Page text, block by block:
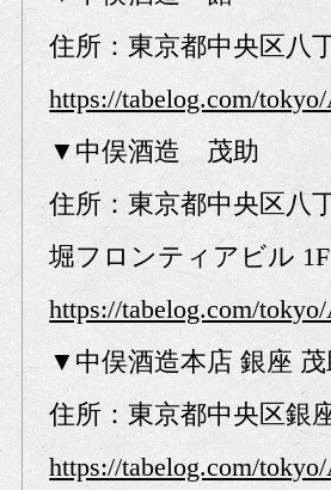
住所：東京都中央区八
https://tabelog.com/
▼中俣酒造 茂助
住所：東京都中央区八
堀フロンティアビル 1F
https://tabelog.com/
▼中俣酒造本店 銀座 茂
住所：東京都中央区銀
https://tabelog.com/